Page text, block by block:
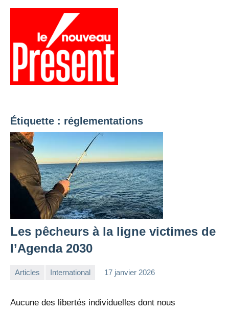
Aller
Étiquette : réglementations
Les pêcheurs à la ligne victimes de
l’Agenda 2030
Articles International 17 janvier 2026
Aucune des libertés individuelles dont nous